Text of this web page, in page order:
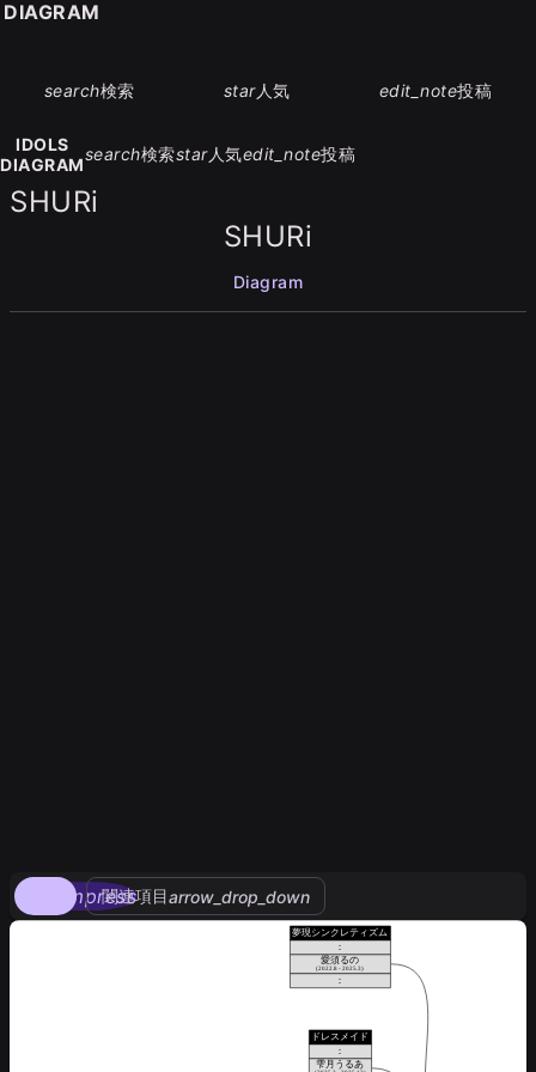
search検索 star人気 edit_note投稿
IDOLS
DIAGRAM
search検索star人気edit_note投稿
SHURi
SHURi
Diagram
compress
関連項目arrow_drop_down